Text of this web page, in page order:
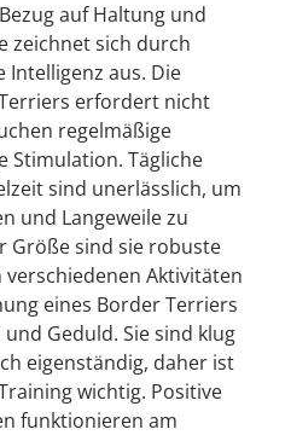
auf Haltung und
zeichnet sich durch
Intelligenz aus. Die
erfordert nicht
regelmäßige
Stimulation. Tägliche
sind unerlässlich, um
und Langeweile zu
Größe sind sie robuste
Aktivitäten
eines Border Terriers
Geduld. Sie sind klug
eigenständig, daher ist
wichtig. Positive
funktionieren am